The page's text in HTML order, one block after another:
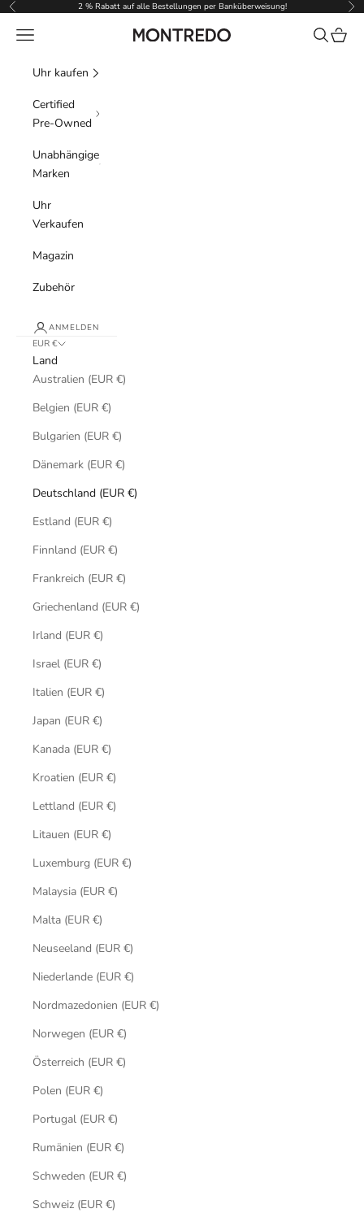
Zum Inhalt springen
Zurück 2 % Rabatt auf alle Bestellungen per Banküberweisung! Vor
Montredo
Menü Suchen
Uhr kaufen
Certified
Pre-Owned
Unabhängige
Marken
Uhr
Verkaufen
Magazin
Zubehör
ANMELDEN
EUR €
Land
Australien (EUR €)
Belgien (EUR €)
Bulgarien (EUR €)
Dänemark (EUR €)
Deutschland (EUR €)
Estland (EUR €)
Finnland (EUR €)
Frankreich (EUR €)
Griechenland (EUR €)
Irland (EUR €)
Israel (EUR €)
Italien (EUR €)
Japan (EUR €)
Kanada (EUR €)
Kroatien (EUR €)
Lettland (EUR €)
Litauen (EUR €)
Luxemburg (EUR €)
Malaysia (EUR €)
Malta (EUR €)
Neuseeland (EUR €)
Niederlande (EUR €)
Nordmazedonien (EUR €)
Norwegen (EUR €)
Österreich (EUR €)
Polen (EUR €)
Portugal (EUR €)
Rumänien (EUR €)
Schweden (EUR €)
Schweiz (EUR €)